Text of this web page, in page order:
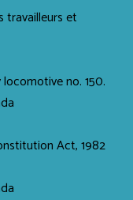
travailleurs et
no. 150.
Act, 1982